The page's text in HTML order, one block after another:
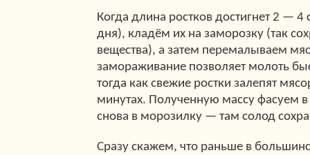
Когда длина ростков достигнет 2 —
дня), кладём их на заморозку (так
вещества), а затем перемалываем
замораживание позволяет молоть
тогда как свежие ростки залепят
минутах. Полученную массу фасуем
снова в морозилку — там солод
Сразу скажем, что раньше в